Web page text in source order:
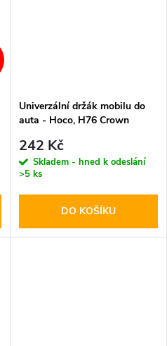
Univerzální držák mobilu do
auta - Hoco, H76 Crown
242 Kč
Skladem - hned k odeslání
>5 ks
DO KOŠÍKU